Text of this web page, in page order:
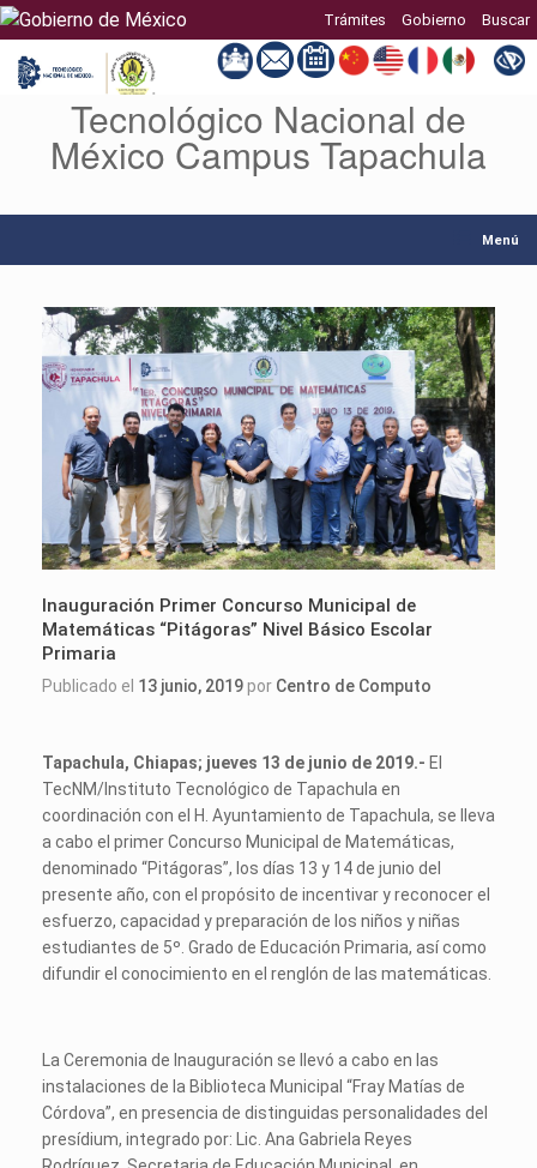
Trámites Gobierno Buscar
contenido
Tecnológico Nacional de
México Campus Tapachula
Menú
Inauguración Primer Concurso Municipal de
Matemáticas “Pitágoras” Nivel Básico Escolar
Primaria
Publicado el 13 junio, 2019por Centro de Computo
Tapachula, Chiapas; jueves 13 de junio de 2019.- El
TecNM/Instituto Tecnológico de Tapachula en
coordinación con el H. Ayuntamiento de Tapachula, se lleva
a cabo el primer Concurso Municipal de Matemáticas,
denominado “Pitágoras”, los días 13 y 14 de junio del
presente año, con el propósito de incentivar y reconocer el
esfuerzo, capacidad y preparación de los niños y niñas
estudiantes de 5º. Grado de Educación Primaria, así como
difundir el conocimiento en el renglón de las matemáticas.
La Ceremonia de Inauguración se llevó a cabo en las
instalaciones de la Biblioteca Municipal “Fray Matías de
Córdova”, en presencia de distinguidas personalidades del
presídium, integrado por: Lic. Ana Gabriela Reyes